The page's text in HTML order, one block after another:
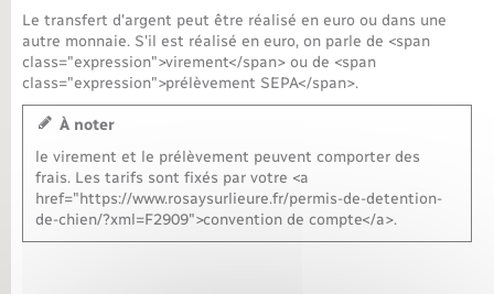
Seniors
Transports
Voirie et espace public
Le transfert d'argent peut être réalisé en euro ou dans une
autre monnaie. S'il est réalisé en euro, on parle de <span
class="expression">virement</span> ou de <span
class="expression">prélèvement SEPA</span>.
À noter
le virement et le prélèvement peuvent comporter des
frais. Les tarifs sont fixés par votre <a
href="https://www.rosaysurlieure.fr/permis-de-detention-
de-chien/?xml=F2909">convention de compte</a>.